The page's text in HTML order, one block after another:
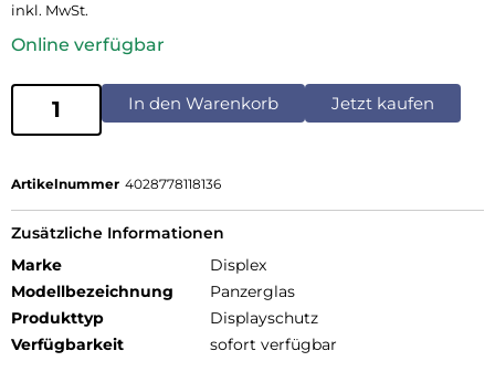
inkl. MwSt.
Online verfügbar
In den Warenkorb Jetzt kaufen
Artikelnummer 4028778118136
Zusätzliche Informationen
Marke
Displex
Modellbezeichnung
Panzerglas
Produkttyp
Displayschutz
Verfügbarkeit
sofort verfügbar